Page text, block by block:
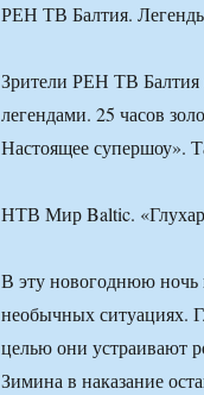
РЕН ТВ Балтия.
Зрители РЕН ТВ
легендами. 25 часов
Настоящее супершоу».
НТВ Мир Baltic.
В эту новогоднюю ночь
необычных ситуациях.
целью они устраивают
Зимина в наказание